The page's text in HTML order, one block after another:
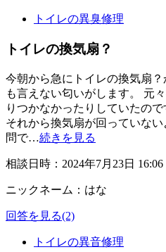
トイレの異臭修理
トイレの換気扇？
今朝から急にトイレの換気扇
も言えない匂いがします。 元
りつかなかったりしていたの
それから換気扇が回っていな
問で…続きを見る
相談日時：2024年7月23日 16:06
ニックネーム：はな
回答を見る(2)
トイレの異音修理